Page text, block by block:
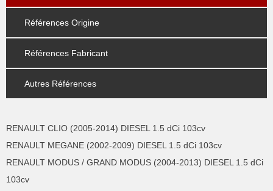
Références Origine
Références Fabricant
Autres Références
RENAULT CLIO (2005-2014) DIESEL 1.5 dCi 103cv
RENAULT MEGANE (2002-2009) DIESEL 1.5 dCi 103cv
RENAULT MODUS / GRAND MODUS (2004-2013) DIESEL 1.5 dCi
103cv